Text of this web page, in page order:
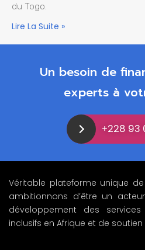
du Togo.
Lire La Suite »
Un besoin de
experts à
+228 93
Véritable plateforme unique
ambitionnons d’être un
développement des
inclusifs en Afrique et de soutien